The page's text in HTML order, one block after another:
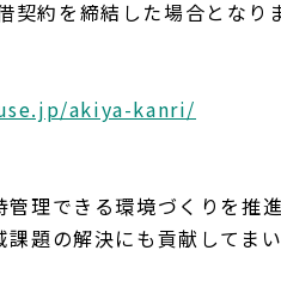
約を締結した場合となりま
akiya-kanri/
理できる環境づくりを推
題の解決にも貢献してま